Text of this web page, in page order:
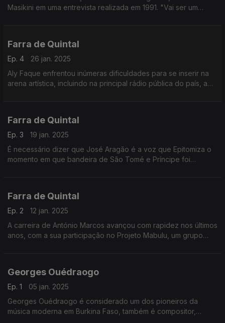
Masikini em uma entrevista realizada em 1991. "Vai ser um
Farra de Quintal
Ep. 4
26 jan. 2025
Aly Faque enfrentou inúmeras dificuldades para se inserir na
arena artística, incluindo na principal rádio pública do país, a
Farra de Quintal
Ep. 3
19 jan. 2025
É necessário dizer que José Aragão é a voz que Epitomiza o
momento em que bandeira de São Tomé e Príncipe foi
Farra de Quintal
Ep. 2
12 jan. 2025
A carreira de António Marcos avançou com rapidez nos últimos
anos, com a sua participação no Projeto Mabulu, um grupo
Georges Ouédraogo
Ep. 1
05 jan. 2025
Georges Ouédraogo é considerado um dos pioneiros da
música moderna em Burkina Faso, também é compositor,